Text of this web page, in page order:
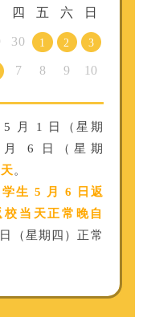
四 五 六 日
30 1 2 3
7 8 9 10
5 月 1 日（星期
6 日（星期
。
学生 5 月 6 日返
当天正常晚自
（星期四）正常